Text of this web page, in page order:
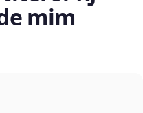
mim